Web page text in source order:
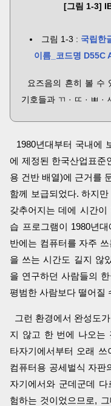
[그림 1-3]
그림 1-3 : 국립한
이름_코드명 D55C
요즈음의 흔히 볼 수
기호들과 ㄲ · ㄸ · ㅃ ·
1980년대부터 국내에
에 제정된 한국산업표준
용 건반 배열)에 근거를
함께 보급되었다. 하지
갖추어지는 데에 시간
습 프로그램이 1980년
반에는 컴퓨터를 자주
을 쓰는 시간도 길지 않
을 연구하던 사람들의
평범한 사람보다 떨어질
그런 환경에서 완성도
지 않고 한 번에 나오는
타자기에서부터 오래
컴퓨터용 공세벌식 자판
자기에서와 군데군데
험하는 것이었으므로,